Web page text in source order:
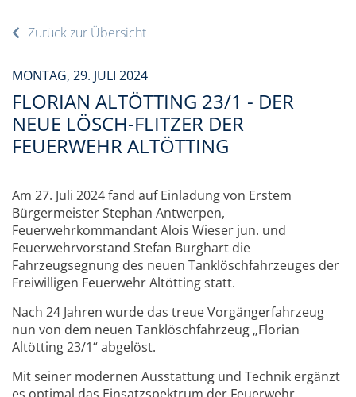
Zurück zur Übersicht
MONTAG, 29. JULI 2024
FLORIAN ALTÖTTING 23/1 - DER
NEUE LÖSCH-FLITZER DER
FEUERWEHR ALTÖTTING
Am 27. Juli 2024 fand auf Einladung von Erstem
Bürgermeister Stephan Antwerpen,
Feuerwehrkommandant Alois Wieser jun. und
Feuerwehrvorstand Stefan Burghart die
Fahrzeugsegnung des neuen Tanklöschfahrzeuges der
Freiwilligen Feuerwehr Altötting statt.
Nach 24 Jahren wurde das treue Vorgängerfahrzeug
nun von dem neuen Tanklöschfahrzeug „Florian
Altötting 23/1“ abgelöst.
Mit seiner modernen Ausstattung und Technik ergänzt